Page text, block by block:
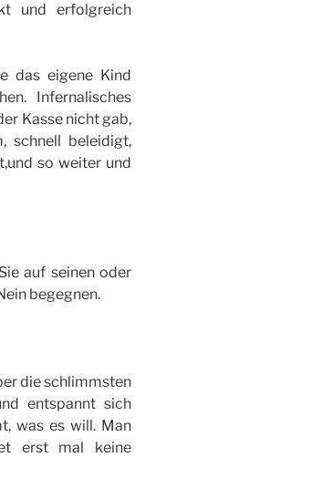
und erfolgreich
das eigene Kind
Infernalisches
Kasse nicht gab,
schnell beleidigt,
so weiter und
auf seinen oder
begegnen.
die schlimmsten
entspannt sich
was es will. Man
erst mal keine